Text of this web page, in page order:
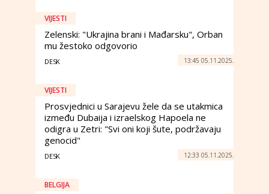
VIJESTI
Zelenski: "Ukrajina brani i Mađarsku", Orban
mu žestoko odgovorio
DESK 13:45 05.11.2025.
VIJESTI
Prosvjednici u Sarajevu žele da se utakmica
između Dubaija i izraelskog Hapoela ne
odigra u Zetri: "Svi oni koji šute, podržavaju
genocid"
DESK 12:33 05.11.2025.
BELGIJA